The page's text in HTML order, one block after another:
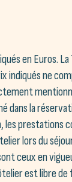
en Euros.
indiqués ne
dans la
les prestations
lors du
ceux en
est libre de